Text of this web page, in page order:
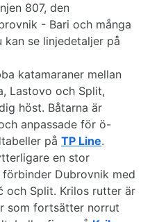
807, den
- Bari och många
kan se linjedetaljer på
katamaraner mellan
Lastovo och Split,
höst. Båtarna är
anpassade för ö-
på TP Line.
en stor
Dubrovnik med
och Split. Krilos rutter är
som fortsätter norrut